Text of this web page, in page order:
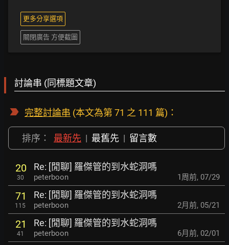
更多分享選項
關閉廣告 方便截圖
討論串 (同標題文章)
完整討論串 (本文為第 71 之 111 篇)：
排序： 最新先 | 最舊先 | 留言數
20
30
Re: [閒聊] 羅傑管的到水蛇洞嗎
peterboon 1周前, 07/29
71
115
Re: [閒聊] 羅傑管的到水蛇洞嗎
peterboon 2月前, 05/21
21
41
Re: [閒聊] 羅傑管的到水蛇洞嗎
peterboon 6月前, 02/01